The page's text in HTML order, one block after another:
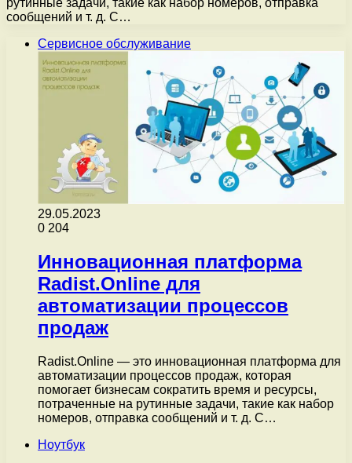
сообщений и т. д. C…
Сервисное обслуживание
29.05.2023
0 204
Инновационная платформа
Radist.Online для
автоматизации процессов
продаж
Radist.Online — это инновационная платформа для
автоматизации процессов продаж, которая
помогает бизнесам сократить время и ресурсы,
потраченные на рутинные задачи, такие как набор
номеров, отправка сообщений и т. д. C…
Ноутбук